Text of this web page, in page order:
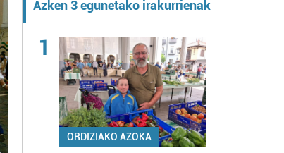
Azken 3 egunetako irakurrienak
1
ORDIZIAKO AZOKA